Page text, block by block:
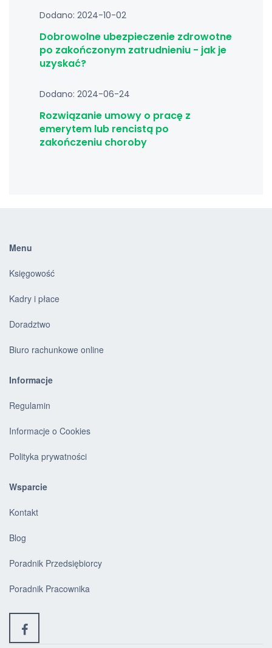
Dodano: 2024-10-02
Dobrowolne ubezpieczenie zdrowotne
po zakończonym zatrudnieniu - jak je
uzyskać?
Dodano: 2024-06-24
Rozwiązanie umowy o pracę z
emerytem lub rencistą po
zakończeniu choroby
Menu
Księgowość
Kadry i płace
Doradztwo
Biuro rachunkowe online
Informacje
Regulamin
Informacje o Cookies
Polityka prywatności
Wsparcie
Kontakt
Blog
Poradnik Przedsiębiorcy
Poradnik Pracownika